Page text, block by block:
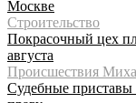
Москве
Строительство
Покрасочный цех
августа
Происшествия
Судебные